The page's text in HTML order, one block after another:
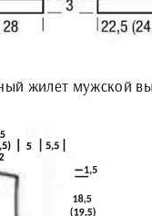
жилет мужской